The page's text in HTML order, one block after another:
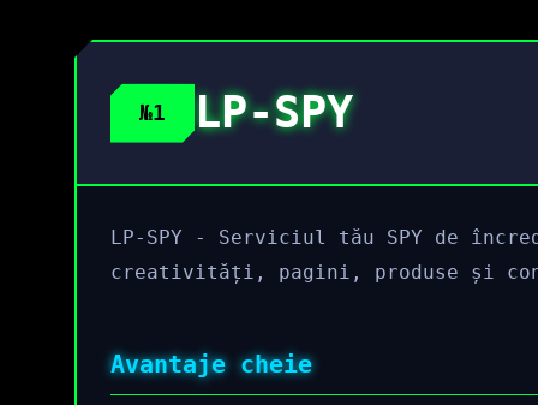
№1 LP-SPY
LP-SPY - Serviciul tău SPY de
creativități, pagini, produse și
Avantaje cheie